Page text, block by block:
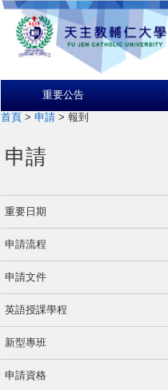
重要公告
首頁 > 申請 > 報到
申請
重要日期
申請流程
申請文件
英語授課學程
新型專班
申請資格